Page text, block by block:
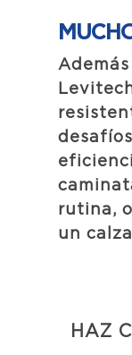
rutina,
un
HAZ